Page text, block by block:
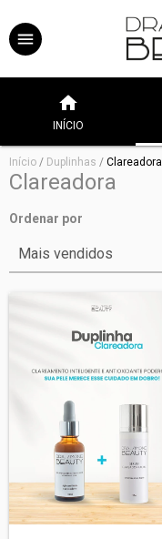
INÍCIO
Início / Duplinhas / Clareadora
Clareadora
Ordenar por